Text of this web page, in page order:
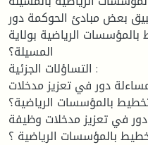
بعض مبادئ الحوكمة دور
الرياضية بولاية
المسيلة؟
التساؤلات الجزئية :
دور في تعزيز مدخلات
بالمؤسسات الرياضية؟
في تعزيز مدخلات وظيفة
بالمؤسسات الرياضية ؟